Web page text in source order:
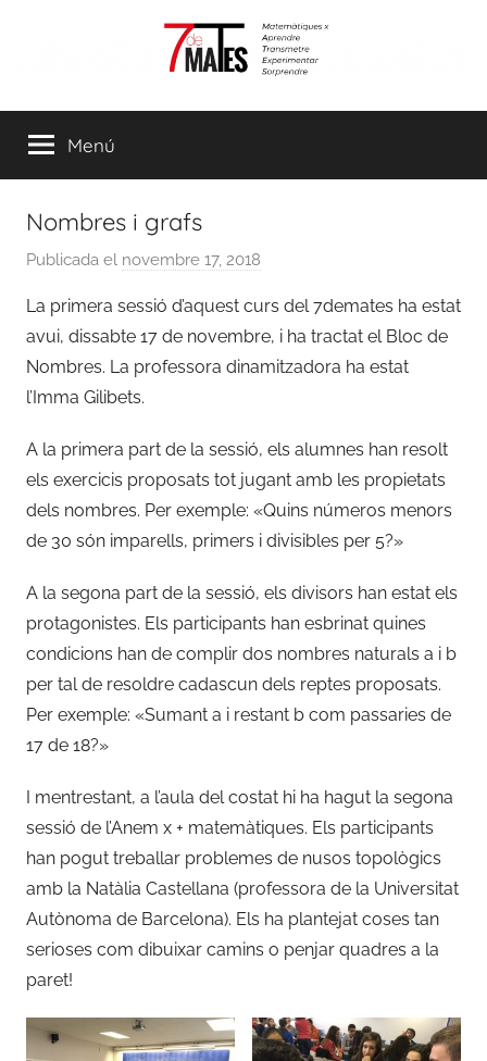
7demates
aprendre,
transmetre,
sorprendre
Menú
Nombres i grafs
Publicada el novembre 17, 2018
r
a
d
n
La primera sessió d’aquest curs del7demates ha estat
avui, dissabte 17 de novembre, i ha tractat el Bloc de
Nombres. La professora dinamitzadora ha estat
l’Imma Gilibets.
A la primera part de la sessió, els alumnes han resolt
els exercicis proposats tot jugant amb les propietats
dels nombres. Per exemple: «Quins números menors
de 30 són imparells, primers i divisibles per 5?»
A la segona part de la sessió, els divisors han estat els
protagonistes. Els participants han esbrinat quines
condicions han de complir dos nombres naturals a i b
per tal de resoldre cadascun dels reptes proposats.
Per exemple: «Sumant a i restant b com passaries de
17 de 18?»
I mentrestant, a l’aula del costat hi ha hagut la segona
sessió de l’Anem x + matemàtiques. Els participants
han pogut treballar problemes de nusos topològics
amb la Natàlia Castellana (professora de la Universitat
Autònoma de Barcelona). Els ha plantejat coses tan
serioses com dibuixar camins o penjar quadres a la
paret!